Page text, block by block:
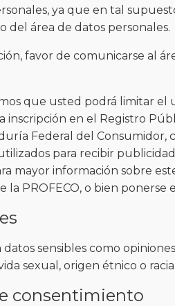
ya que en tal
del área de datos personales.
favor de comunicarse al
que usted podrá limitar el
inscripción en el Registro
Federal del Consumidor,
para recibir
mayor información sobre
PROFECO, o bien ponerse
datos sensibles como
sexual, origen étnico o
consentimiento